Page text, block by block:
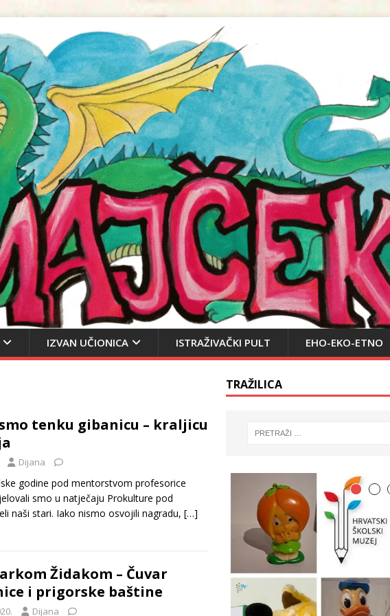
IZVAN UČIONICA ISTRAŽIVAČKI PULT EHO-EKO-ETNO
tenku gibanicu – kraljicu
Dijana
godine pod mentorstvom profesorice
smo u natječaju Prokulture pod
naši stari. Iako nismo osvojili nagradu, […]
Židakom – Čuvar
i prigorske baštine
Dijana
TRAŽILICA